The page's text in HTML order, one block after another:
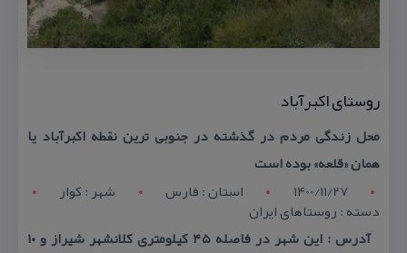
روستای اكبرآباد
محل زندگی مردم در گذشته در جنوبی ترین نقطه اكبرآباد یا
همان «قلعه» بوده است
1400/11/27
استان : فارس شهر : كوار
دسته : روستاهای ایران
آدرس : این شهر در فاصله ۴۵ كیلومتری كلانشهر شیراز و ۱۰